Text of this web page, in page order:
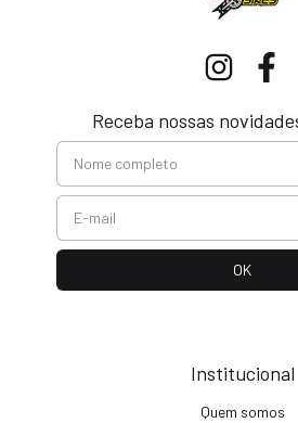
Receba nossas
Institucional
Quem somos